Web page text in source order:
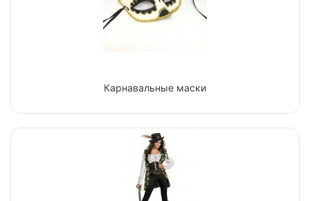
Карнавальные маски